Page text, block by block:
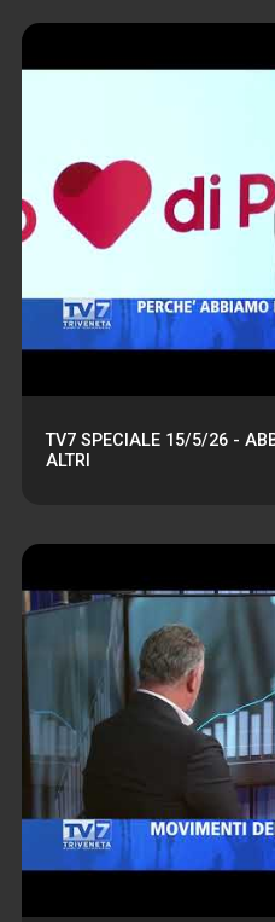
TV7 SPECIALE 15/5/26 -
ALTRI